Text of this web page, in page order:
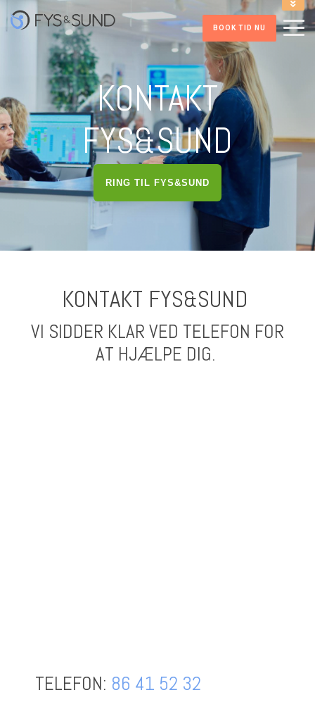
INFORMATION VED TIDSBOOKNING
HENT FITNESS APP
BOOK TID NU
KONTAKT
FYS&SUND
RING TIL FYS&SUND
KONTAKT FYS&SUND
VI SIDDER KLAR VED TELEFON FOR
AT HJÆLPE DIG.
TELEFON: 86 41 52 32